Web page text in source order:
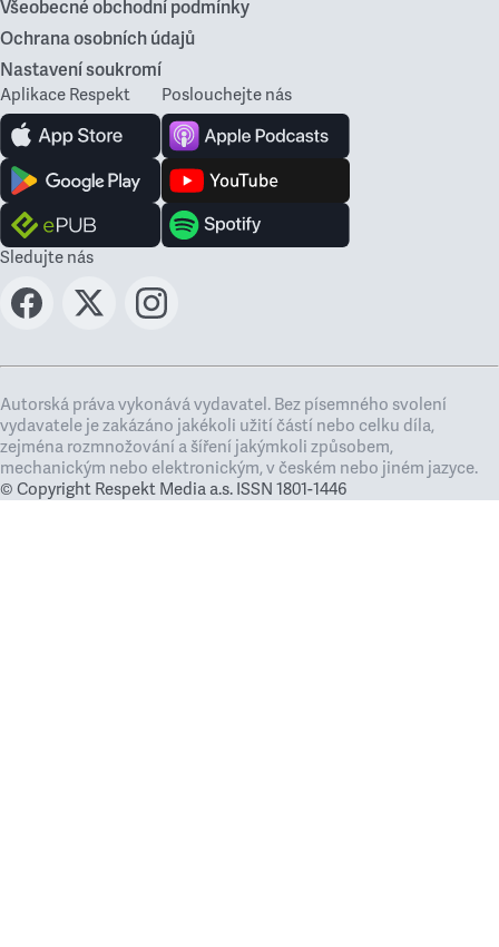
Všeobecné obchodní podmínky
Ochrana osobních údajů
Nastavení soukromí
Aplikace Respekt Poslouchejte nás
Sledujte nás
Autorská práva vykonává vydavatel. Bez písemného svolení
vydavatele je zakázáno jakékoli užití částí nebo celku díla,
zejména rozmnožování a šíření jakýmkoli způsobem,
mechanickým nebo elektronickým, v českém nebo jiném jazyce.
© Copyright Respekt Media a.s. ISSN 1801-1446